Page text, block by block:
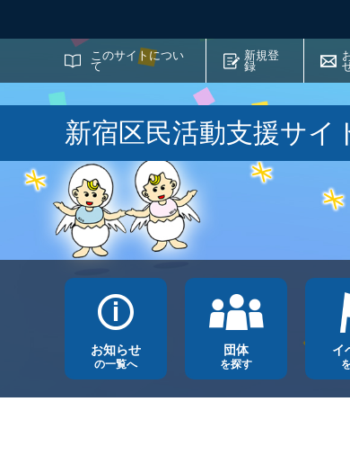
このサイトについ
て
新規登
録
サイト内検索
新宿区民活動支援サイ
お知らせ
の一覧へ
団体
を探す
イ